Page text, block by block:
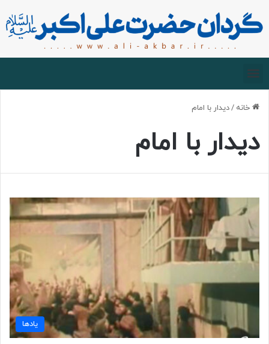
خانه /دیدار با امام
دیدار با امام
یادها